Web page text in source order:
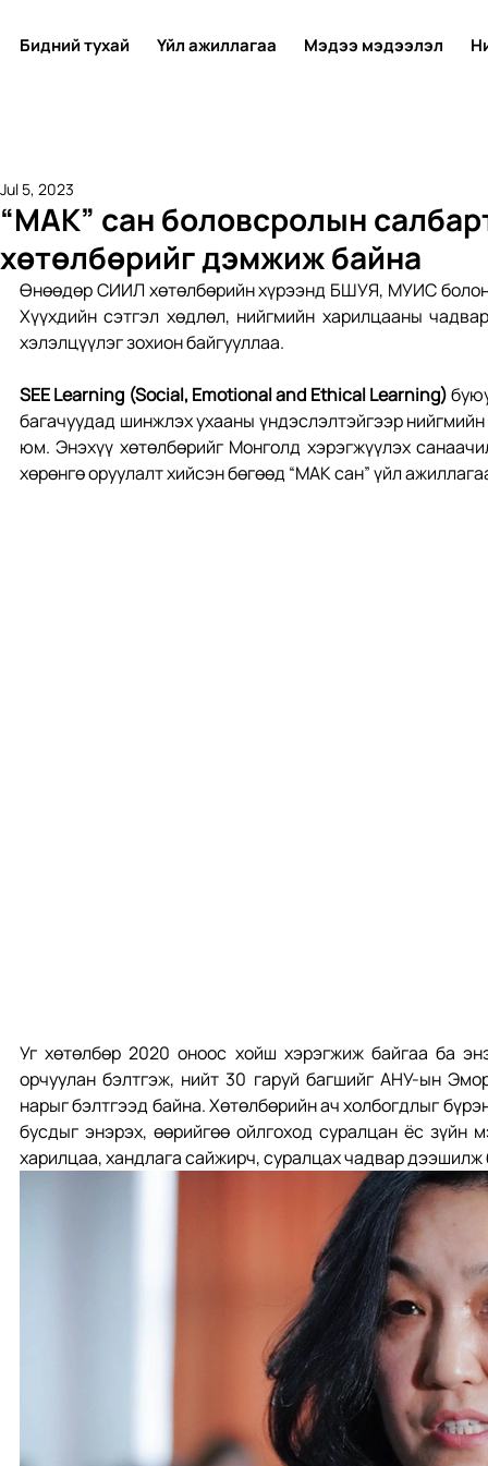
Бидний тухай Үйл ажиллагаа Мэдээ мэдээлэл
“МАК” сан боловсролын
хөтөлбөрийг дэмжиж байна
Jul 5, 2023
Өнөөдөр СИИЛ хөтөлбөрийн хүрээнд БШУЯ, МУИС
Хүүхдийн сэтгэл хөдлөл, нийгмийн харилцааны
хэлэлцүүлэг зохион байгууллаа.
SEE Learning (Social, Emotional and Ethical Learning)
багачуудад шинжлэх ухааны үндэслэлтэйгээр
юм. Энэхүү хөтөлбөрийг Монголд хэрэгжүүлэх
хөрөнгө оруулалт хийсэн бөгөөд “МАК сан” үйл
Уг хөтөлбөр 2020 оноос хойш хэрэгжиж байгаа ба
орчуулан бэлтгэж, нийт 30 гаруй багшийг АНУ-ын
нарыг бэлтгээд байна. Хөтөлбөрийн ач холбогдлыг
бусдыг энэрэх, өөрийгөө ойлгоход суралцан ёс
харилцаа, хандлага сайжирч, суралцах чадвар дээшилж